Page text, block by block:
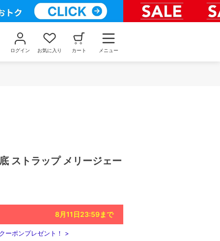
ログイン お気に入り カート メニュー
ストラップ メリージェー
8月11日23:59まで
ーポンプレゼント！ >